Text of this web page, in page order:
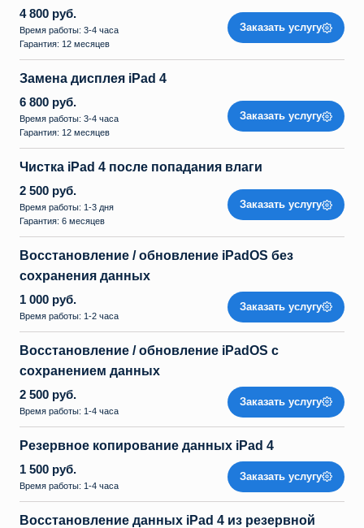
4 800 руб.
Время работы: 3-4 часа
Гарантия: 12 месяцев
Заказать услугу
Замена дисплея iPad 4
6 800 руб.
Время работы: 3-4 часа
Гарантия: 12 месяцев
Заказать услугу
Чистка iPad 4 после попадания влаги
2 500 руб.
Время работы: 1-3 дня
Гарантия: 6 месяцев
Заказать услугу
Восстановление / обновление iPadOS без
сохранения данных
1 000 руб.
Время работы: 1-2 часа
Заказать услугу
Восстановление / обновление iPadOS с
сохранением данных
2 500 руб.
Время работы: 1-4 часа
Заказать услугу
Резервное копирование данных iPad 4
1 500 руб.
Время работы: 1-4 часа
Заказать услугу
Восстановление данных iPad 4 из резервной